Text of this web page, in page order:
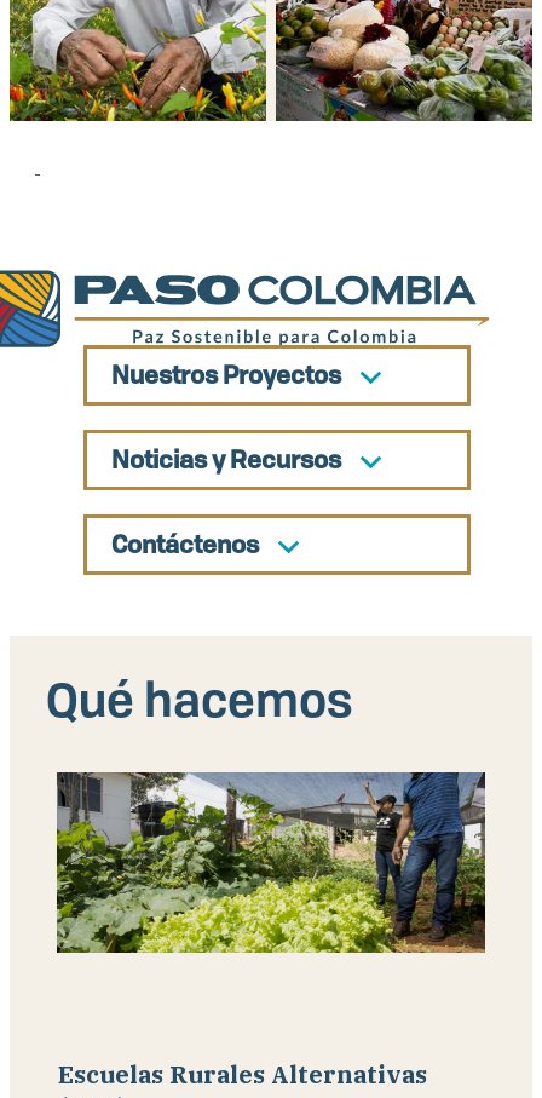
-
Nuestros Proyectos
Noticias y Recursos
Contáctenos
Qué hacemos
Escuelas Rurales Alternativas